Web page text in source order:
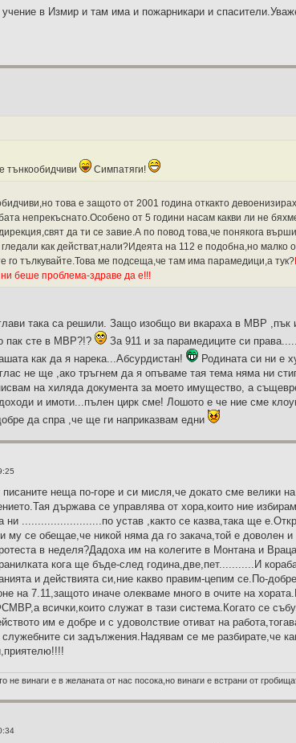
в Измир и там има и пожарникари и
тънкообидчиви Симпатяги!
това е защото от 2001 година откакто
непрекъснато.Особено от 5 години насам какви ли не
да ти се завие.А по повод това,че понякога
как действат,нали?Идеята на 112 е подобна,но малко
го тълкувайте.Това ме подсеща,че там има парамедици,а тук?
беше проблема-здраве да е!!!
така са решили. Защо изобщо ви вкараха в МВР ,пък
пак сте в МВР?!?
За 911 и за парамедиците си
как да я нарека...Абсурдистан!
Родината си ни е
не ще ,ако тръгнем да я опъваме тая тема няма ни
на хиляда документа за моето имущество, а
доходи и имоти...пълен цирк сме! Лошото е че ние сме
да спра ,че ще ги наприказвам едни
неща по-горе и си мисля,че докато сме велики на
държава се управлява от хора,които ние
ни .........................по устав ,както се казва,така ще
му се обещае,че никой няма да го закача,той е доволен и
в неделя?Дадоха им на колегите в Монтана и
кога ще бъде-след година,две,пет...........И
и действията си,ние какво правим-цепим се.По-
на 7.11,защото иначе олекваме много в очите на
всички,които служат в тази система.Когато се
им е добре и с удоволствие отиват на
служебните си задължения.Надявам се ме разбирате,че
не винаги е в желаната от нас посока,но винаги е встрани от